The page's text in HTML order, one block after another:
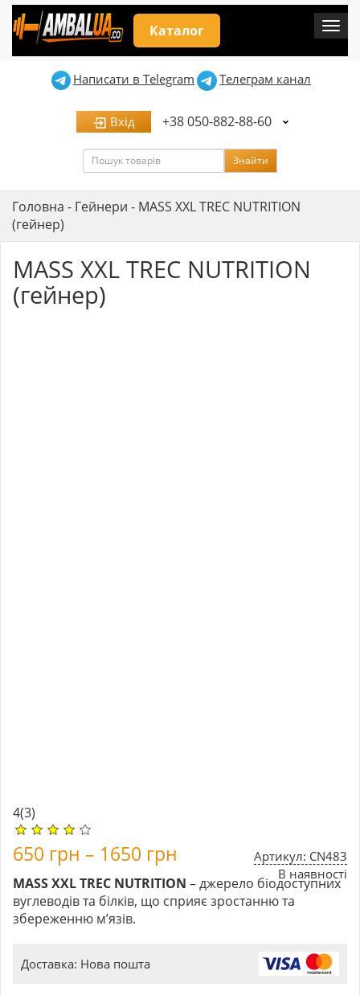
Каталог
Написати в Telegram Телеграм канал
Вхід +38 050-882-88-60
Пошук Знайти
Головна - Гейнери - MASS XXL TREC NUTRITION
(гейнер)
MASS XXL TREC NUTRITION
(гейнер)
4(3)
Артикул: CN483
В наявності
650 грн – 1650 грн
MASS XXL TREC NUTRITION – джерело біодоступних
вуглеводів та білків, що сприяє зростанню та
збереженню м’язів.
Доставка: Нова пошта